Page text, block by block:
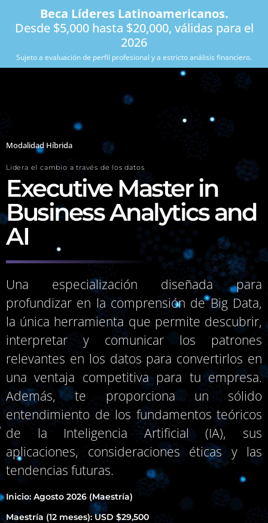
Beca Líderes Latinoamericanos.
Desde $5,000 hasta $20,000, válidas para el
2026
Sujeto a evaluación de perfil profesional y a estricto análisis financiero.
Modalidad Híbrida
Lidera el cambio a través de los datos
Executive Master in
Business Analytics and
AI
Una especialización diseñada para
profundizar en la comprensión de Big Data,
la única herramienta que permite descubrir,
interpretar y comunicar los patrones
relevantes en los datos para convertirlos en
una ventaja competitiva para tu empresa.
Además, te proporciona un sólido
entendimiento de los fundamentos teóricos
de la Inteligencia Artificial (IA), sus
aplicaciones, consideraciones éticas y las
tendencias futuras.
Inicio: Agosto 2026 (Maestría)
Maestría (12 meses): USD $29,500